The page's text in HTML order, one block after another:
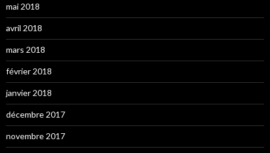
mai 2018
avril 2018
mars 2018
février 2018
janvier 2018
décembre 2017
novembre 2017